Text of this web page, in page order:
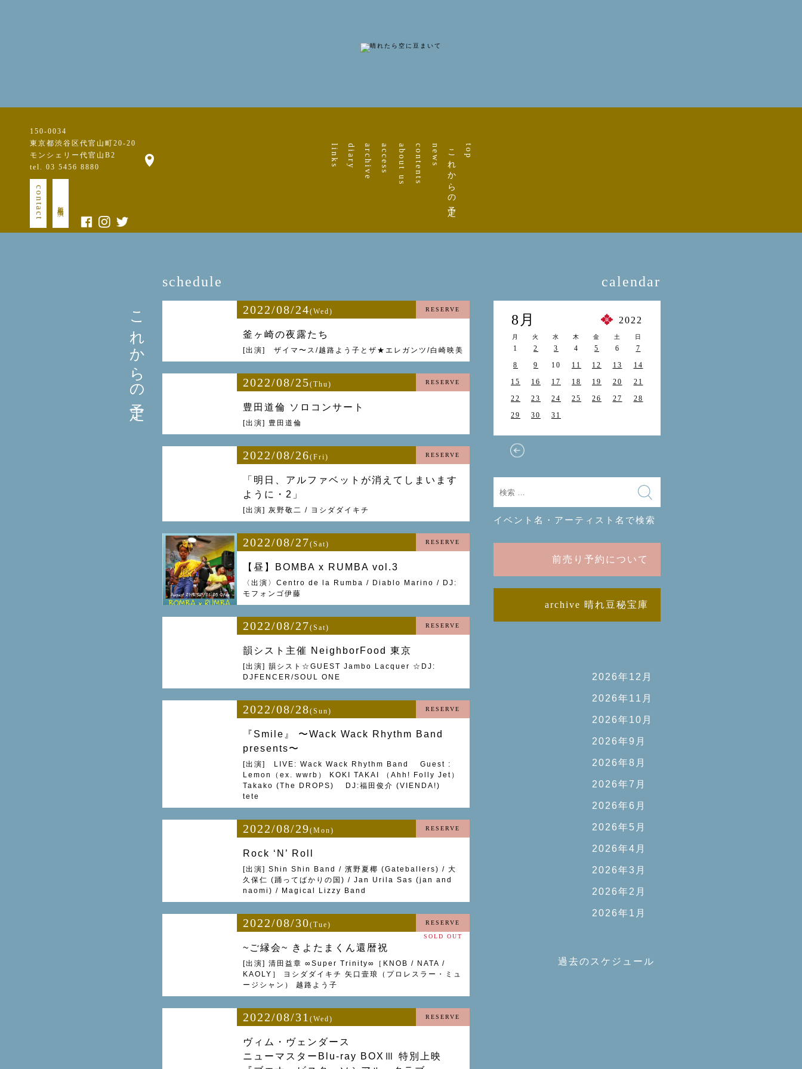
top
これからの予定
news
contents
about us
access
archive
diary
links
150-0034
東京都渋谷区代官山町20-20
モンシェリー代官山B2
tel. 03 5456 8880
contact
これからの予定
schedule
2022/08/24(Wed) RESERVE
釜ヶ崎の夜露たち
[出演] ザイマ〜ス/越路よう子とザ★エレガンツ/白崎映美
2022/08/25(Thu) RESERVE
豊田道倫 ソロコンサート
[出演] 豊田道倫
2022/08/26(Fri) RESERVE
「明日、アルファベットが消えてしまいます
ように・2」
[出演] 灰野敬二 / ヨシダダイキチ
2022/08/27(Sat) RESERVE
【昼】BOMBA x RUMBA vol.3
〈出演〉Centro de la Rumba / Diablo Marino / DJ:
モフォンゴ伊藤
2022/08/27(Sat) RESERVE
韻シスト主催 NeighborFood 東京
[出演] 韻シスト☆GUEST Jambo Lacquer ☆DJ:
DJFENCER/SOUL ONE
2022/08/28(Sun) RESERVE
『Smile』‬ 〜Wack Wack Rhythm Band
presents〜
[出演] LIVE: Wack Wack Rhythm Band Guest :
Lemon（ex. wwrb） KOKI TAKAI （Ahh! Folly Jet）
Takako (The DROPS) DJ:福田俊介 (VIENDA!)
tete
2022/08/29(Mon) RESERVE
Rock ‘N’ Roll
[出演] Shin Shin Band / 濱野夏椰 (Gateballers) / 大
久保仁 (踊ってばかりの国) / Jan Urila Sas (jan and
naomi) / Magical Lizzy Band
2022/08/30(Tue) RESERVE
SOLD OUT
~ご縁会~ きよたまくん還暦祝
[出演] 清田益章 ∞Super Trinity∞［KNOB / NATA /
KAOLY］ ヨシダダイキチ 矢口壹琅（プロレスラー・ミュ
ージシャン） 越路よう子
2022/08/31 (Wed) RESERVE
ヴィム・ヴェンダース
ニューマスターBlu-ray BOXⅢ 特別上映
calendar
8月 2022
月 火 水 木 金 土 日
1 2 3 4 5 6
7
8
9 10 11 12 13
14
15
16 17 18 19 20
21
22
23 24 25 26 27
28
29
30 31
イベント名・アーティスト名で検索
前売り予約について
archive 晴れ豆秘宝庫
2026年12月
2026年11月
2026年10月
2026年9月
2026年8月
2026年7月
2026年6月
2026年5月
2026年4月
2026年3月
2026年2月
2026年1月
過去のスケジュール